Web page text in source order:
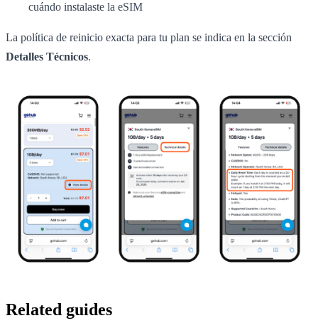
cuándo instalaste la eSIM
La política de reinicio exacta para tu plan se indica en la sección
Detalles Técnicos.
Related guides